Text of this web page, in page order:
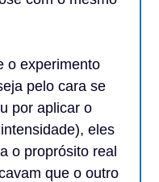
o experimento
pelo cara se
por aplicar o
eles
o proprósito real
que o outro